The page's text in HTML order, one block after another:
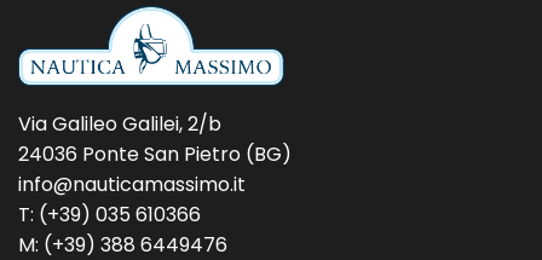
Via Galileo Galilei, 2/b
24036 Ponte San Pietro (BG)
info@nauticamassimo.it
T: (+39) 035 610366
M: (+39) 388 6449476